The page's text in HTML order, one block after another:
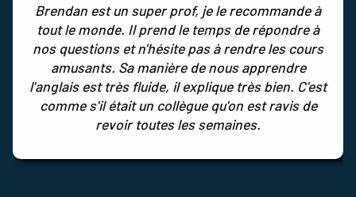
Brendan est un super prof, je le recommande à
tout le monde. Il prend le temps de répondre à
nos questions et n'hésite pas à rendre les cours
amusants. Sa manière de nous apprendre
l'anglais est très fluide, il explique très bien. C'est
comme s'il était un collègue qu'on est ravis de
revoir toutes les semaines.